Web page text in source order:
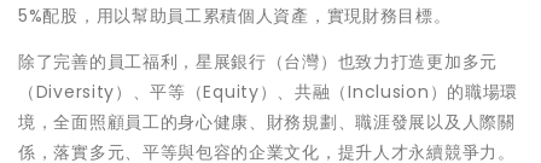
5%配股，用以幫助員工累積個人資產，實現財務目標。
除了完善的員工福利，星展銀行（台灣）也致力打造更加多元
（Diversity）、平等（Equity）、共融（Inclusion）的職場環
境，全面照顧員工的身心健康、財務規劃、職涯發展以及人際關
係，落實多元、平等與包容的企業文化，提升人才永續競爭力。